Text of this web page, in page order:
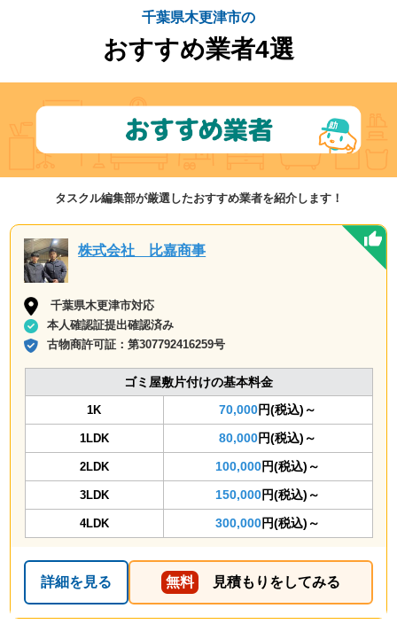
千葉県木更津市の
おすすめ業者4選
タスクル編集部が厳選したおすすめ業者を紹介します！
株式会社 比嘉商事
千葉県木更津市対応
本人確認証提出確認済み
古物商許可証：第307792416259号
ゴミ屋敷片付けの基本料金
1K 70,000円(税込)～
1LDK 80,000円(税込)～
2LDK 100,000円(税込)～
3LDK 150,000円(税込)～
4LDK 300,000円(税込)～
詳細を見る 無料 見積もりをしてみる